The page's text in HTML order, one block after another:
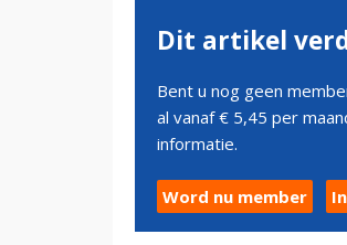
Dit artikel
Bent u nog geen
al vanaf € 5,45 per
informatie.
Word nu member